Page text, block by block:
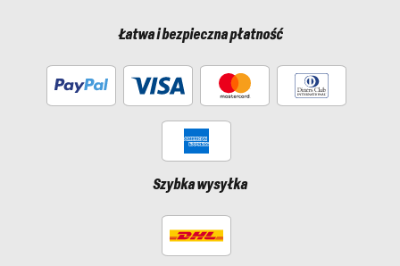
Łatwa i bezpieczna płatność
Szybka wysyłka